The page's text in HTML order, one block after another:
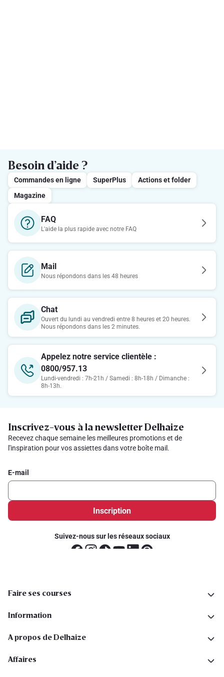
Besoin d’aide ?
Commandes en ligne SuperPlus
Actions et folder
Magazine
FAQ
L'aide la plus rapide avec notre FAQ
Mail
Nous répondons dans les 48 heures
Chat
Ouvert du lundi au vendredi entre 8 heures et 20 heures.
Nous répondons dans les 2 minutes.
Appelez notre service clientèle :
0800/957.13
Lundi-vendredi : 7h-21h / Samedi : 8h-18h / Dimanche :
8h-13h.
Inscrivez-vous à la newsletter Delhaize
Recevez chaque semaine les meilleures promotions et de
l'inspiration pour vos assiettes dans votre boîte mail.
E-mail
Inscription
Suivez-nous sur les réseaux sociaux
Faire ses courses
Information
A propos de Delhaize
Affaires